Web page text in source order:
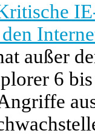
außer
6